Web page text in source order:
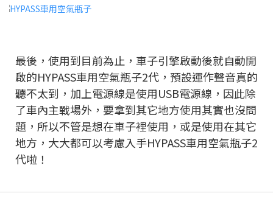
最後，使用到目前為止，車子引擎啟動後就自動開
啟的HYPASS車用空氣瓶子2代，預設運作聲音真的
聽不太到，加上電源線是使用USB電源線，因此除
了車內主戰場外，要拿到其它地方使用其實也沒問
題，所以不管是想在車子裡使用，或是使用在其它
地方，大大都可以考慮入手HYPASS車用空氣瓶子2
代啦！